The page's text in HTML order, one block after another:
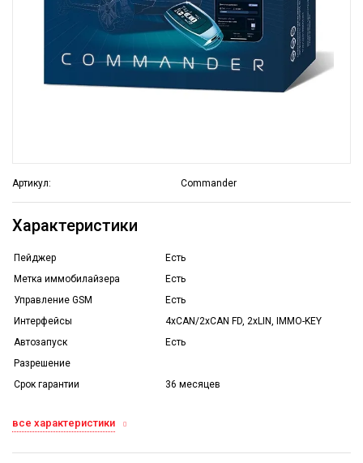
Артикул: Commander
Характеристики
Пейджер
Есть
Метка иммобилайзера
Есть
Управление GSM
Есть
Интерфейсы
4хCAN/2xCAN FD, 2xLIN, IMMO-KEY
Автозапуск
Есть
Разрешение
Срок гарантии
36 месяцев
все характеристики